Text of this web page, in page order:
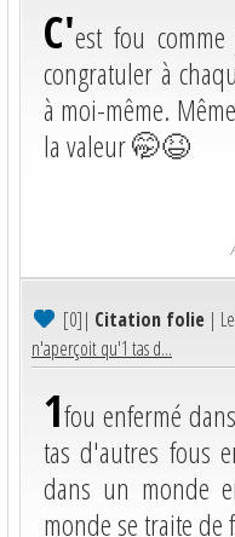
C'est fou
congratuler à
à moi-même.
la valeur 🤭😆
[0]| Citation folie |
n'aperçoit qu'1 tas d...
1fou enfermé
tas d'autres fous
dans un monde
monde se traite de